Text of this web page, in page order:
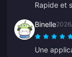
Rapide et
Binelle
Une